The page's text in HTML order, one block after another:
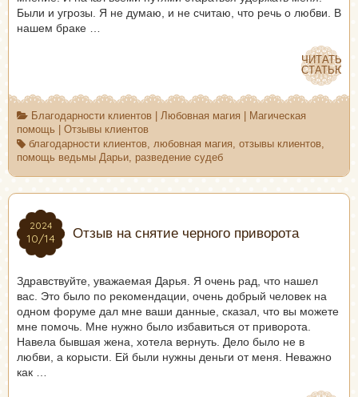
Были и угрозы. Я не думаю, и не считаю, что речь о любви. В
нашем браке …
ЧИТАТЬ
СТАТЬЮ
ЧИТАТЬ
СТАТЬЮ
Благодарности клиентов| Любовная магия
Магическая
помощь
Отзывы клиентов
благодарности клиентов, любовная магия, отзывы клиентов,
помощь ведьмы Дарьи, разведение судеб
2024
10/14
2024
10/14 Отзыв на снятие черного приворота
Здравствуйте, уважаемая Дарья. Я очень рад, что нашел
вас. Это было по рекомендации, очень добрый человек на
одном форуме дал мне ваши данные, сказал, что вы можете
мне помочь. Мне нужно было избавиться от приворота.
Навела бывшая жена, хотела вернуть. Дело было не в
любви, а корысти. Ей были нужны деньги от меня. Неважно
как …